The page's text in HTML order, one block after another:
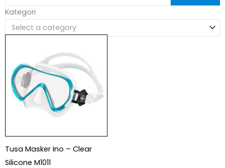
Kategori
Select a category
Tusa Masker Ino – Clear
Silicone M1011